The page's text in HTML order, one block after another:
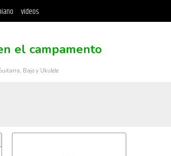
videos
el campamento
Bajo y Ukulele